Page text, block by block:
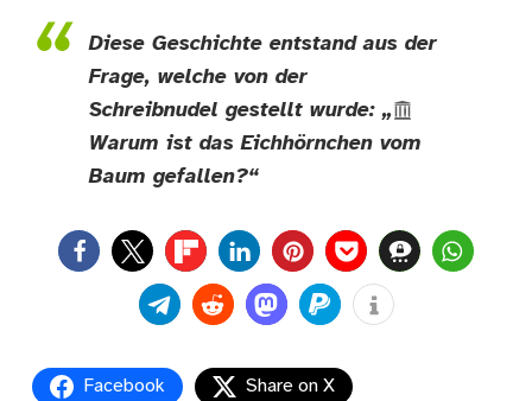
Diese Geschichte entstand aus der
Frage, welche von der
Schreibnudel gestellt wurde: „
Warum ist das Eichhörnchen vom
Baum gefallen?“
0
Facebook Share on X